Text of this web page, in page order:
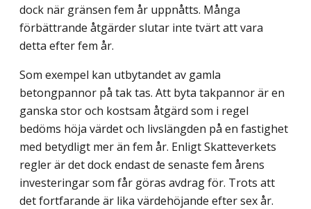
dock när gränsen fem år uppnåtts. Många
förbättrande åtgärder slutar inte tvärt att vara
detta efter fem år.
Som exempel kan utbytandet av gamla
betongpannor på tak tas. Att byta takpannor är en
ganska stor och kostsam åtgärd som i regel
bedöms höja värdet och livslängden på en fastighet
med betydligt mer än fem år. Enligt Skatteverkets
regler är det dock endast de senaste fem årens
investeringar som får göras avdrag för. Trots att
det fortfarande är lika värdehöjande efter sex år.